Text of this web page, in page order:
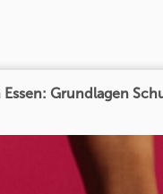
Grundlagen